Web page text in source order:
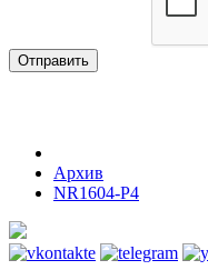
Отправить
Архив
NR1604-P4